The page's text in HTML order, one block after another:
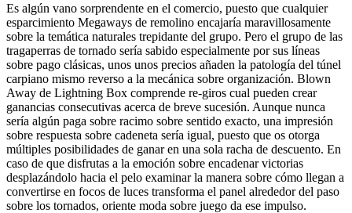
Es algún vano sorprendente en el comercio, puesto que cualquier
esparcimiento Megaways de remolino encajaría maravillosamente
sobre la temática naturales trepidante del grupo. Pero el grupo de las
tragaperras de tornado serí­a sabido especialmente por sus líneas
sobre pago clásicas, unos unos precios añaden la patologí­a del túnel
carpiano mismo reverso a la mecánica sobre organización. Blown
Away de Lightning Box comprende re-giros cual pueden crear
ganancias consecutivas acerca de breve sucesión. Aunque nunca
serí­a algún paga sobre racimo sobre sentido exacto, una impresión
sobre respuesta sobre cadeneta serí­a igual, puesto que os otorga
múltiples posibilidades de ganar en una sola racha de descuento. En
caso de que disfrutas a la emoción sobre encadenar victorias
desplazándolo hacia el pelo examinar la manera sobre cómo llegan a
convertirse en focos de luces transforma el panel alrededor del paso
sobre los tornados, oriente moda sobre juego da ese impulso.